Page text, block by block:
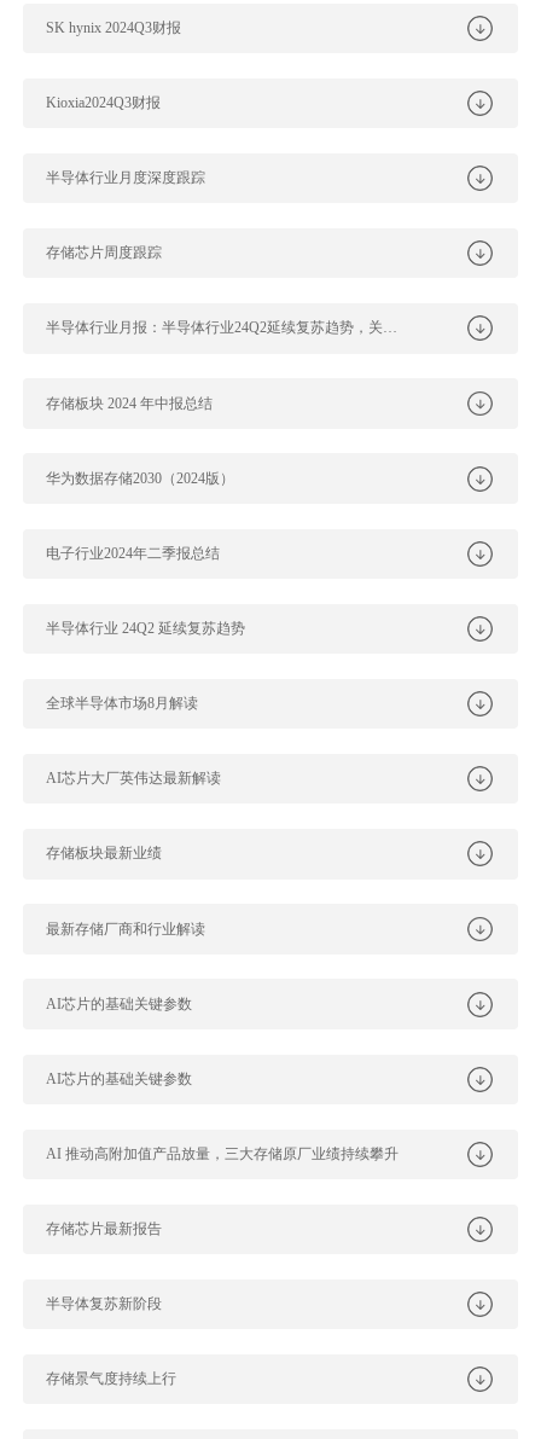
SK hynix 2024Q3财报
Kioxia2024Q3财报
半导体行业月度深度跟踪
存储芯片周度跟踪
半导体行业月报：半导体行业24Q2延续复苏趋势，关注24H2需求持续性
存储板块 2024 年中报总结
华为数据存储2030（2024版）
电子行业2024年二季报总结
半导体行业 24Q2 延续复苏趋势
全球半导体市场8月解读
AI芯片大厂英伟达最新解读
存储板块最新业绩
最新存储厂商和行业解读
AI芯片的基础关键参数
AI芯片的基础关键参数
AI 推动高附加值产品放量，三大存储原厂业绩持续攀升
存储芯片最新报告
半导体复苏新阶段
存储景气度持续上行